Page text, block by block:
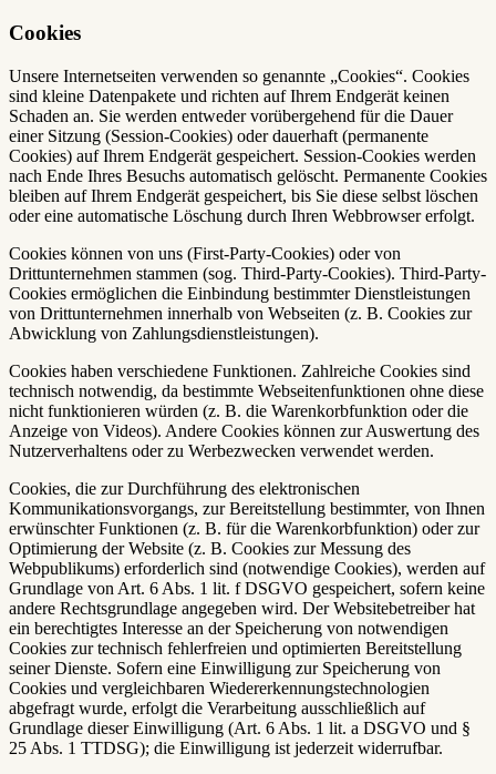
Cookies
Unsere Internetseiten verwenden so genannte „Cookies“. Cookies
sind kleine Datenpakete und richten auf Ihrem Endgerät keinen
Schaden an. Sie werden entweder vorübergehend für die Dauer
einer Sitzung (Session-Cookies) oder dauerhaft (permanente
Cookies) auf Ihrem Endgerät gespeichert. Session-Cookies werden
nach Ende Ihres Besuchs automatisch gelöscht. Permanente Cookies
bleiben auf Ihrem Endgerät gespeichert, bis Sie diese selbst löschen
oder eine automatische Löschung durch Ihren Webbrowser erfolgt.
Cookies können von uns (First-Party-Cookies) oder von
Drittunternehmen stammen (sog. Third-Party-Cookies). Third-Party-
Cookies ermöglichen die Einbindung bestimmter Dienstleistungen
von Drittunternehmen innerhalb von Webseiten (z. B. Cookies zur
Abwicklung von Zahlungsdienstleistungen).
Cookies haben verschiedene Funktionen. Zahlreiche Cookies sind
technisch notwendig, da bestimmte Webseitenfunktionen ohne diese
nicht funktionieren würden (z. B. die Warenkorbfunktion oder die
Anzeige von Videos). Andere Cookies können zur Auswertung des
Nutzerverhaltens oder zu Werbezwecken verwendet werden.
Cookies, die zur Durchführung des elektronischen
Kommunikationsvorgangs, zur Bereitstellung bestimmter, von Ihnen
erwünschter Funktionen (z. B. für die Warenkorbfunktion) oder zur
Optimierung der Website (z. B. Cookies zur Messung des
Webpublikums) erforderlich sind (notwendige Cookies), werden auf
Grundlage von Art. 6 Abs. 1 lit. f DSGVO gespeichert, sofern keine
andere Rechtsgrundlage angegeben wird. Der Websitebetreiber hat
ein berechtigtes Interesse an der Speicherung von notwendigen
Cookies zur technisch fehlerfreien und optimierten Bereitstellung
seiner Dienste. Sofern eine Einwilligung zur Speicherung von
Cookies und vergleichbaren Wiedererkennungstechnologien
abgefragt wurde, erfolgt die Verarbeitung ausschließlich auf
Grundlage dieser Einwilligung (Art. 6 Abs. 1 lit. a DSGVO und §
25 Abs. 1 TTDSG); die Einwilligung ist jederzeit widerrufbar.